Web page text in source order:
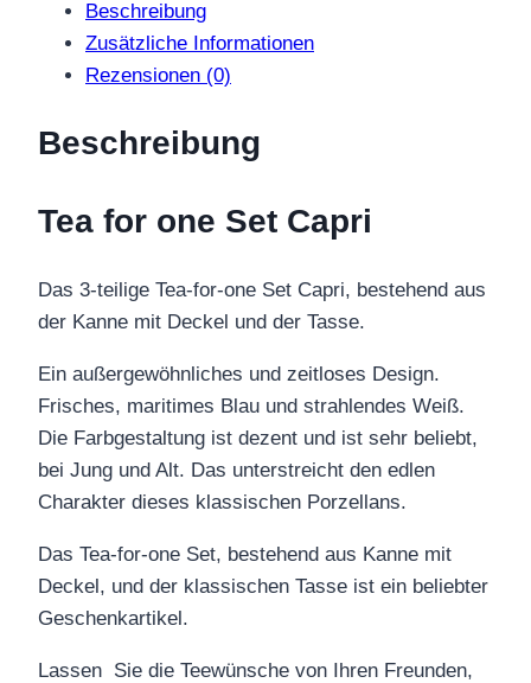
Beschreibung
Zusätzliche Informationen
Rezensionen (0)
Beschreibung
Tea for one Set Capri
Das 3-teilige Tea-for-one Set Capri, bestehend aus
der Kanne mit Deckel und der Tasse.
Ein außergewöhnliches und zeitloses Design.
Frisches, maritimes Blau und strahlendes Weiß.
Die Farbgestaltung ist dezent und ist sehr beliebt,
bei Jung und Alt. Das unterstreicht den edlen
Charakter dieses klassischen Porzellans.
Das Tea-for-one Set, bestehend aus Kanne mit
Deckel, und der klassischen Tasse ist ein beliebter
Geschenkartikel.
Lassen Sie die Teewünsche von Ihren Freunden,